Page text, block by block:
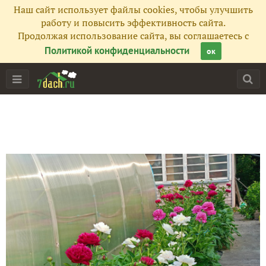
Наш сайт использует файлы cookies, чтобы улучшить
работу и повысить эффективность сайта.
Продолжая использование сайта, вы соглашаетесь с
Политикой конфиденциальности
ок
Все публикации 757
534
Сейчас обсуждают